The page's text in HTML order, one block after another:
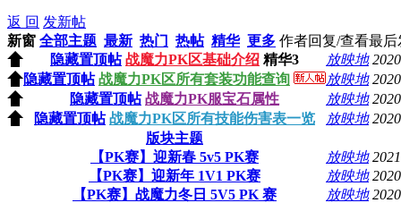
返 回 发新帖
新窗 全部主题 最新 热门 热帖 精华 更多 作者回复/查看最后
隐藏置顶帖 战魔力PK区基础介绍 精华3 放映地
隐藏置顶帖 战魔力PK区所有套装功能查询 放映地
隐藏置顶帖 战魔力PK服宝石属性 放映地
隐藏置顶帖 战魔力PK区所有技能伤害表一览 放映地
版块主题
【PK赛】迎新春 5v5 PK赛
放映地
【PK赛】迎新年 1V1 PK赛
放映地
【PK赛】战魔力冬日 5V5 PK 赛
放映地